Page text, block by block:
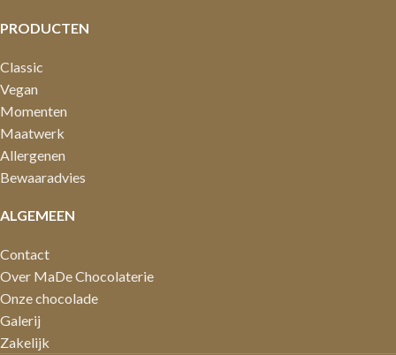
PRODUCTEN
Classic
Vegan
Momenten
Maatwerk
Allergenen
Bewaaradvies
ALGEMEEN
Contact
Over MaDe Chocolaterie
Onze chocolade
Galerij
Zakelijk